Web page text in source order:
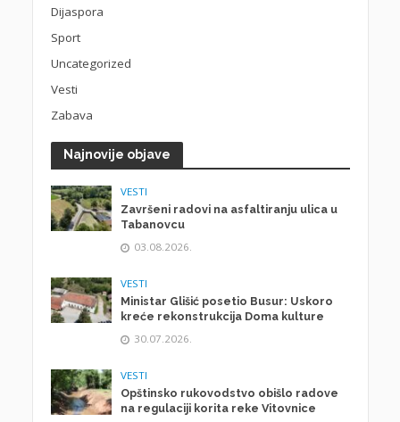
Dijaspora
Sport
Uncategorized
Vesti
Zabava
Najnovije objave
VESTI
Završeni radovi na asfaltiranju ulica u
Tabanovcu
03.08.2026.
VESTI
Ministar Glišić posetio Busur: Uskoro
kreće rekonstrukcija Doma kulture
30.07.2026.
VESTI
Opštinsko rukovodstvo obišlo radove
na regulaciji korita reke Vitovnice